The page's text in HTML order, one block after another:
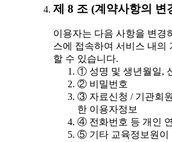
제 8 조 (계약사항의 변
이용자는 다음 사항을 변경
스에 접속하여 서비스 내의
할 수 있습니다.
① 성명 및 생년월일,
② 비밀번호
③ 자료신청 / 기관회
한 이용자정보
④ 전화번호 등 개인
⑤ 기타 교육정보원이